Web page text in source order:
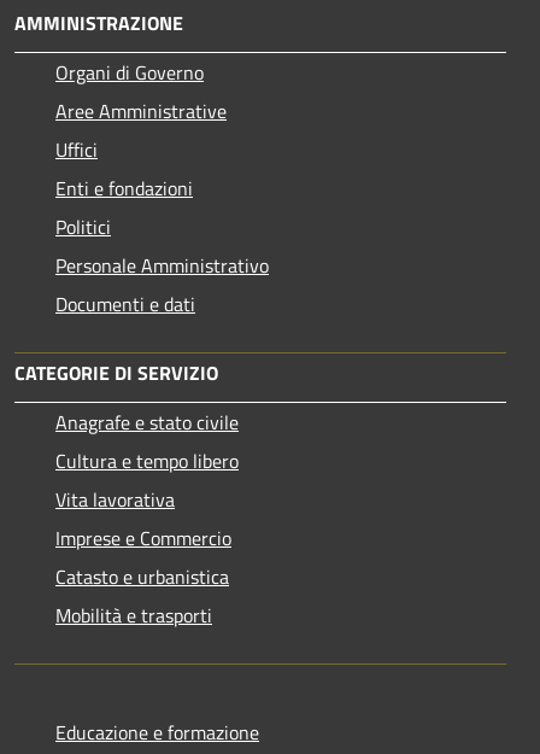
AMMINISTRAZIONE
Organi di Governo
Aree Amministrative
Uffici
Enti e fondazioni
Politici
Personale Amministrativo
Documenti e dati
CATEGORIE DI SERVIZIO
Anagrafe e stato civile
Cultura e tempo libero
Vita lavorativa
Imprese e Commercio
Catasto e urbanistica
Mobilità e trasporti
Educazione e formazione